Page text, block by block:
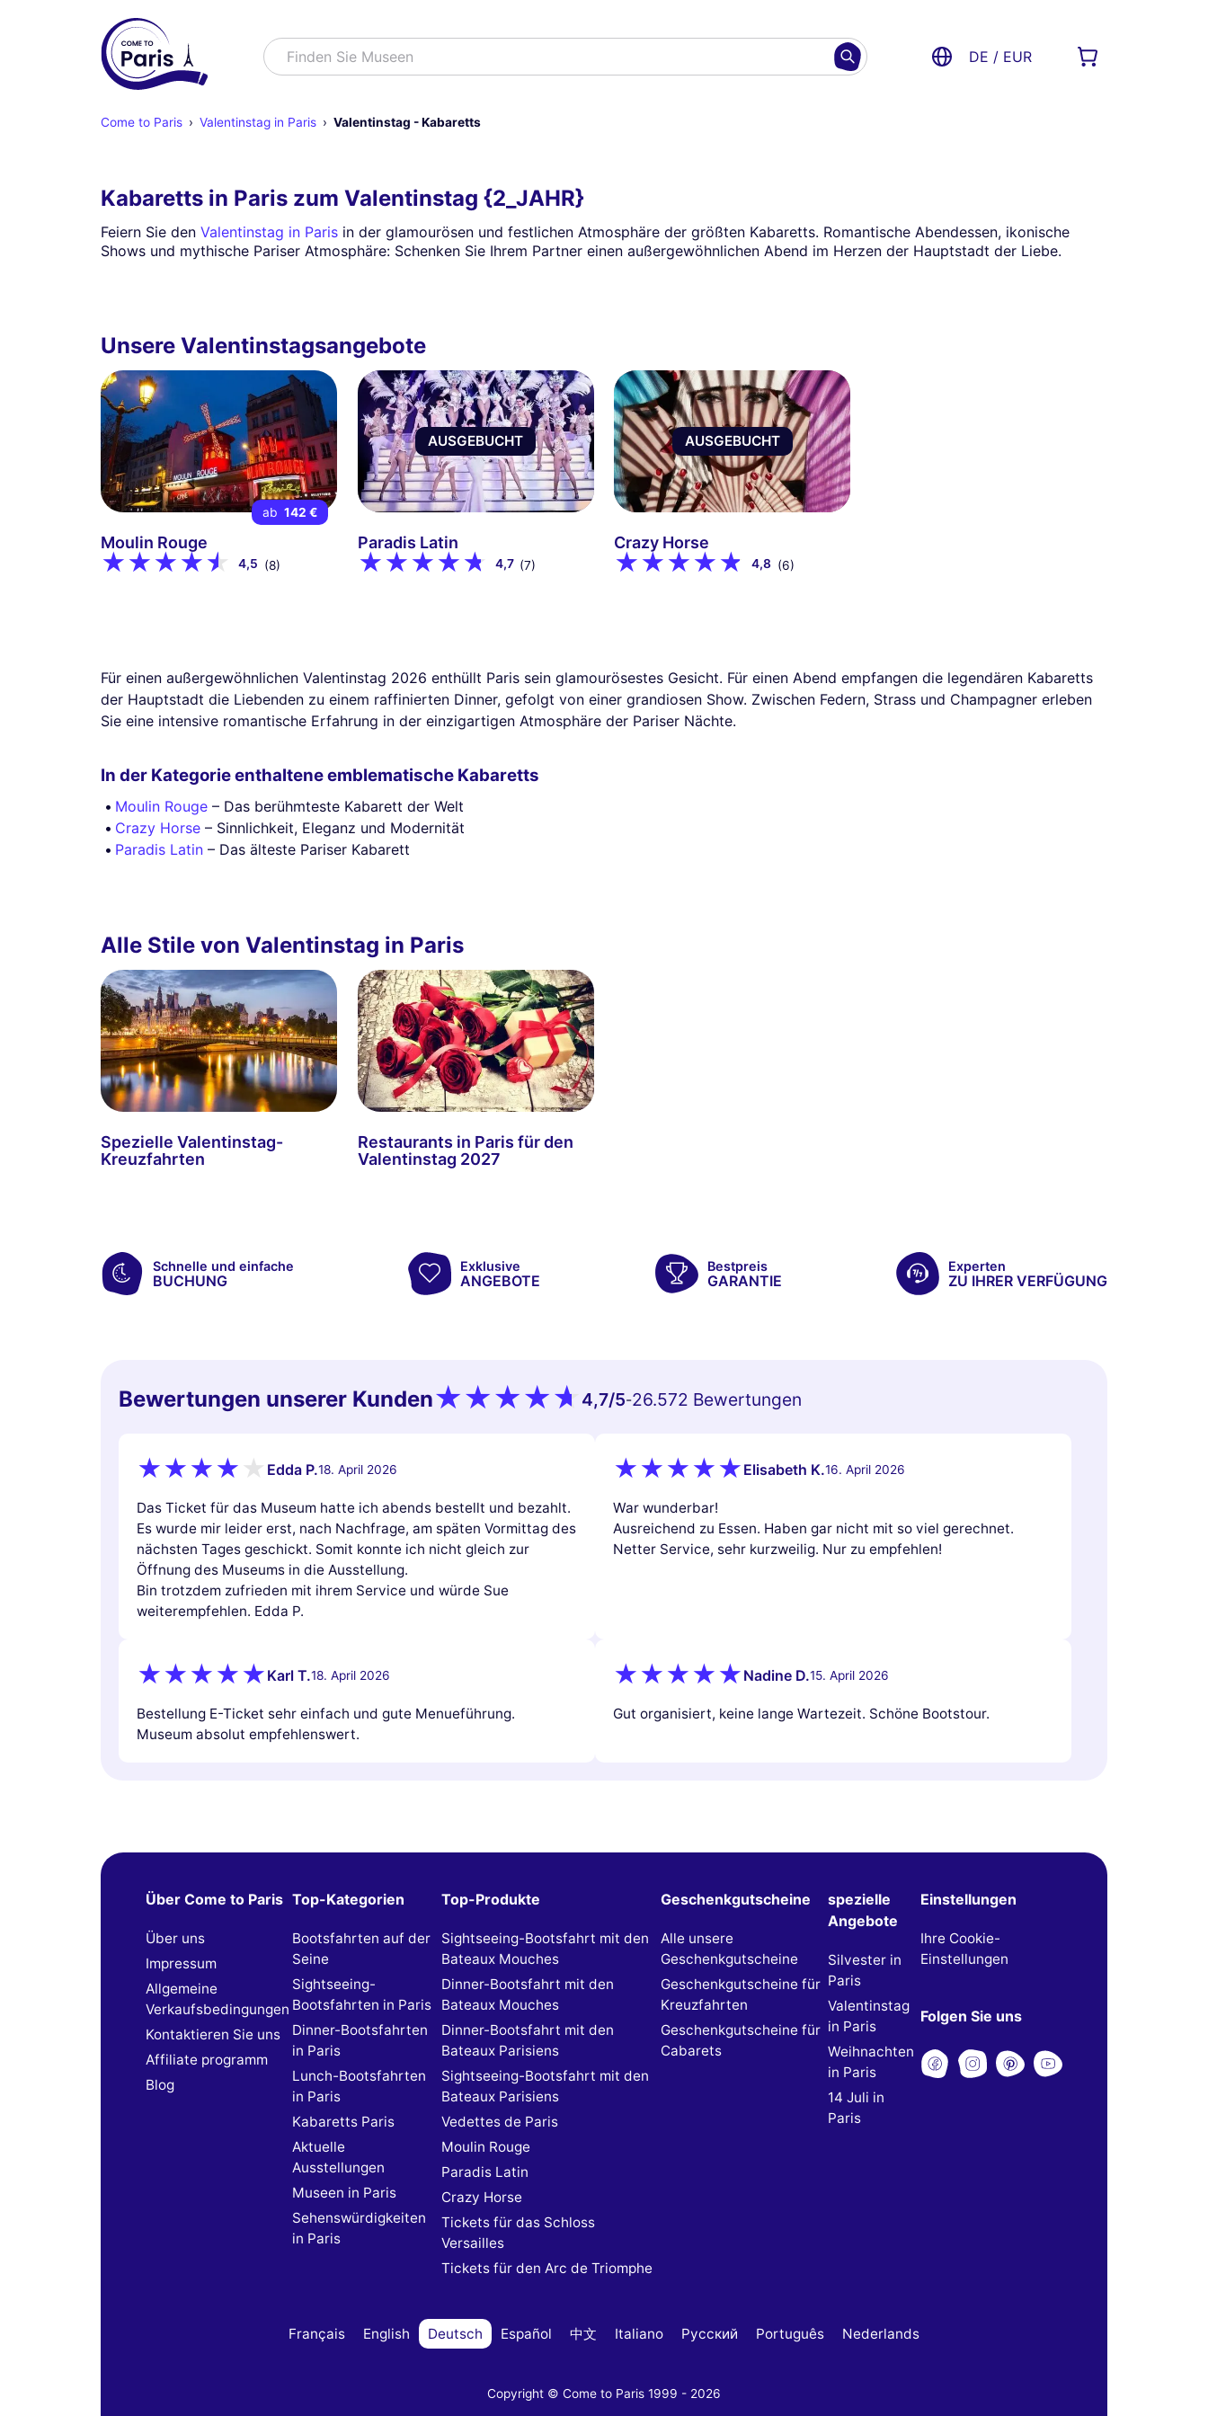
SuchenFinden Sie Museen DE / EUR
Come to Paris Valentinstag in Paris Valentinstag - Kabaretts
Kabaretts in Paris zum Valentinstag {2_JAHR}
Feiern Sie den Valentinstag in Paris in der glamourösen und festlichen Atmosphäre der größten Kabaretts. Romantische Abendessen, ikonische
Shows und mythische Pariser Atmosphäre: Schenken Sie Ihrem Partner einen außergewöhnlichen Abend im Herzen der Hauptstadt der Liebe.
Unsere Valentinstagsangebote
ab 142 €
Moulin Rouge
4,5 (8)
AUSGEBUCHT
Paradis Latin
4,7 (7)
AUSGEBUCHT
Crazy Horse
4,8 (6)
Für einen außergewöhnlichen Valentinstag 2026 enthüllt Paris sein glamourösestes Gesicht. Für einen Abend empfangen die legendären Kabaretts
der Hauptstadt die Liebenden zu einem raffinierten Dinner, gefolgt von einer grandiosen Show. Zwischen Federn, Strass und Champagner erleben
Sie eine intensive romantische Erfahrung in der einzigartigen Atmosphäre der Pariser Nächte.
In der Kategorie enthaltene emblematische Kabaretts
Moulin Rouge – Das berühmteste Kabarett der Welt
Crazy Horse – Sinnlichkeit, Eleganz und Modernität
Paradis Latin – Das älteste Pariser Kabarett
Alle Stile von Valentinstag in Paris
Spezielle Valentinstag-
Kreuzfahrten
Restaurants in Paris für den
Valentinstag 2027
Schnelle und einfache
BUCHUNG
Exklusive
ANGEBOTE
Bestpreis
GARANTIE
Experten
ZU IHRER VERFÜGUNG
Bewertungen unserer Kunden 4,7/5-26.572 Bewertungen
Edda P.18. April 2026
Das Ticket für das Museum hatte ich abends bestellt und bezahlt.
Es wurde mir leider erst, nach Nachfrage, am späten Vormittag des
nächsten Tages geschickt. Somit konnte ich nicht gleich zur
Öffnung des Museums in die Ausstellung.
Bin trotzdem zufrieden mit ihrem Service und würde Sue
weiterempfehlen. Edda P.
Elisabeth K.16. April 2026
War wunderbar!
Ausreichend zu Essen. Haben gar nicht mit so viel gerechnet.
Netter Service, sehr kurzweilig. Nur zu empfehlen!
Karl T.18. April 2026
Bestellung E-Ticket sehr einfach und gute Menueführung.
Museum absolut empfehlenswert.
Nadine D.15. April 2026
Gut organisiert, keine lange Wartezeit. Schöne Bootstour.
Über Come to Paris
Über uns
Impressum
Allgemeine
Verkaufsbedingungen
Kontaktieren Sie uns
Affiliate programm
Blog
Top-Kategorien
Bootsfahrten auf der
Seine
Sightseeing-
Bootsfahrten in Paris
Dinner-Bootsfahrten
in Paris
Lunch-Bootsfahrten
in Paris
Kabaretts Paris
Aktuelle
Ausstellungen
Museen in Paris
Sehenswürdigkeiten
in Paris
Top-Produkte
Sightseeing-Bootsfahrt mit den
Bateaux Mouches
Dinner-Bootsfahrt mit den
Bateaux Mouches
Dinner-Bootsfahrt mit den
Bateaux Parisiens
Sightseeing-Bootsfahrt mit den
Bateaux Parisiens
Vedettes de Paris
Moulin Rouge
Paradis Latin
Crazy Horse
Tickets für das Schloss
Versailles
Tickets für den Arc de Triomphe
Geschenkgutscheine
Alle unsere
Geschenkgutscheine
Geschenkgutscheine für
Kreuzfahrten
Geschenkgutscheine für
Cabarets
spezielle
Angebote
Silvester in
Paris
Valentinstag
in Paris
Weihnachten
in Paris
14 Juli in
Paris
Einstellungen
Ihre Cookie-
Einstellungen
Folgen Sie uns
Français English Deutsch Español 中文 Italiano Русский Português Nederlands
Copyright © Come to Paris 1999 - 2026